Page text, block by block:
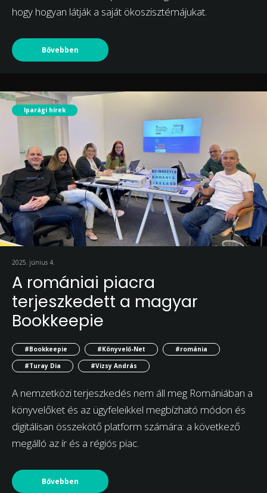
hogy hogyan látják a saját ökoszisztémájukat.
Bővebben
Iparági hírek
2025. június 4.
A romániai piacra
terjeszkedett a magyar
Bookkeepie
#Bookkeepie #Könyvelő-Net
#románia
#Turay Dia
#Vizsy András
A nemzetközi terjeszkedés nem áll meg Romániában a
könyvelőket és az ügyfeleikkel megbízható módon és
digitálisan összekötő platform számára: a következő
megálló az ír és a régiós piac.
Bővebben